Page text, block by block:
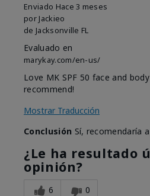
Enviado Hace 3 meses
por Jackieo
de Jacksonville FL
Evaluado en
marykay.com/en-us/
Love MK SPF 50 face and
recommend!
Mostrar Traducción
Conclusión Sí, recomendaría
¿Le ha resultado
opinión?
6 0